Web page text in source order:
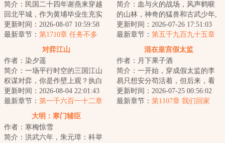
简介：民国二十四年谢燕来穿越
回北平城，作为黄埔毕业生充实
北平分站，半个月粉碎特高课石
川少佐收买北平...
更新时间：2026-08-07 10:59:58
最新章节： 第1710章 任务不多
简介：血与火的战场，风声鹤唳
的山林，神奇的猛兽和古武少年,
这是一支有着铮铮铁骨的特种部
队，这是一群...
更新时间：2026-07-26 17:51:03
最新章节： 第五千九百九十五章
对弈江山
作者：染夕遥
简介：一场平行时空的三国江山
权谋对弈，你是作壁上观？执白
子？抑或执黑子？...
更新时间：2026-08-04 22:01:43
最新章节： 第一千六百一十二章
尚书的“赎罪”
混在皇宫假太监
作者：月下果子酒
简介：一开始，穿成假太监的李
易只想安分苟活着，但后来，看
着高贵雍容的皇后，李易心思变
了。“江山你坐...
更新时间：2026-07-25 00:56:02
最新章节： 第1107章 我们回家
大明：寒门辅臣
作者：寒梅惊雪
简介：洪武六年，朱元璋：科举